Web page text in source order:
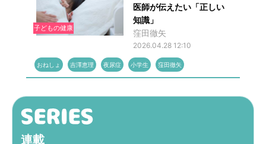
子どもの健康
医師が伝えたい「正しい
知識」
窪田徹矢
2026.04.28 12:10
おねしょ 吉澤恵理 夜尿症 小学生 窪田徹矢
連載